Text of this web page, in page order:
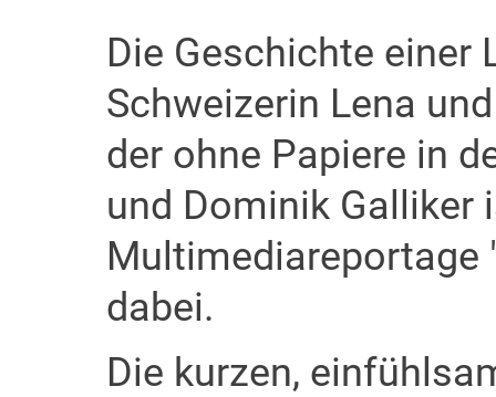
Die Geschichte einer
Schweizerin Lena
der ohne Papiere in
und Dominik Galliker
Multimediareportage
dabei.
Die kurzen,